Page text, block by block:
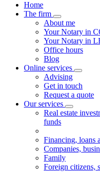
Home
The firm
Visualizza
About me
Your Notary in
Your Notary in
Office hours
Blog
Online services
Advising
Get in touch
Request a quote
Our services
Visualizza
Real estate
funds
Financing, loans
Companies,
Family
Foreign citizens,